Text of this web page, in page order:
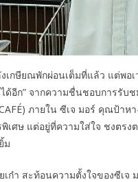
เกษียณพักผ่อนเต็มที่แล้ว แต่พอ
ด้อีก” จากความชื่นชอบการรับ
ภายใน ซีเจ มอร์ คุณป้
พิเศษ แต่อยู่ที่ความใส่ใจ ชงตร
ม
เก๋า สะท้อนความตั้งใจของซีเ